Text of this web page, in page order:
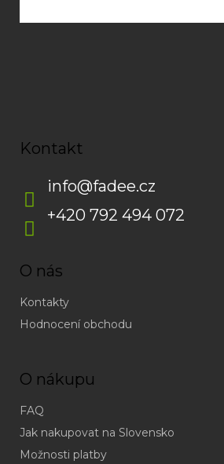
Kontakt
info@fadee.cz
+420 792 494 072
O nás
Kontakty
Hodnocení obchodu
O nákupu
FAQ
Jak nakupovat na Slovensko
Možnosti platby